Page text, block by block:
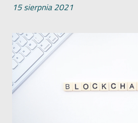
15 sierpnia 2021